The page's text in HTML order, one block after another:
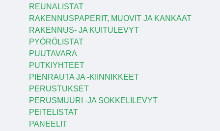
REUNALISTAT
RAKENNUSPAPERIT, MUOVIT JA KANKAAT
RAKENNUS- JA KUITULEVYT
PYÖRÖLISTAT
PUUTAVARA
PUTKIYHTEET
PIENRAUTA JA -KIINNIKKEET
PERUSTUKSET
PERUSMUURI -JA SOKKELILEVYT
PEITELISTAT
PANEELIT